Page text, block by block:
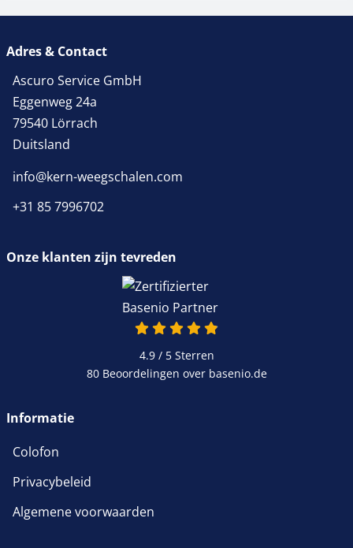
Adres & Contact
Ascuro Service GmbH
Eggenweg 24a
79540 Lörrach
Duitsland
info@kern-weegschalen.com
+31 85 7996702
Onze klanten zijn tevreden
4.9 / 5Sterren
80 Beoordelingen over basenio.de
Informatie
Colofon
Privacybeleid
Algemene voorwaarden